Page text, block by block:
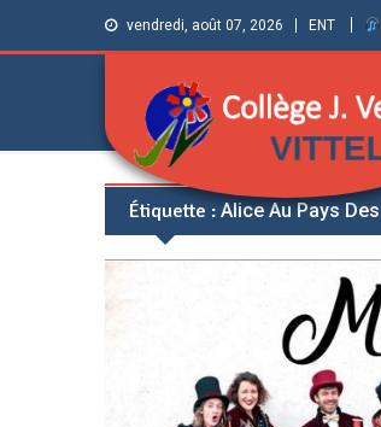
vendredi, août 07, 2026 ENT
Collège
Verne de
(Vosges)
Informations et ressources
parents et personnels
Étiquette : Alice Au Pays